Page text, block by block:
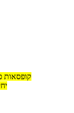
קופסאות